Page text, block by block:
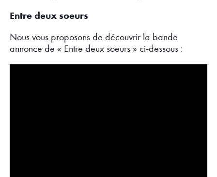
Entre deux soeurs
Nous vous proposons de découvrir la bande
annonce de « Entre deux soeurs » ci-dessous :